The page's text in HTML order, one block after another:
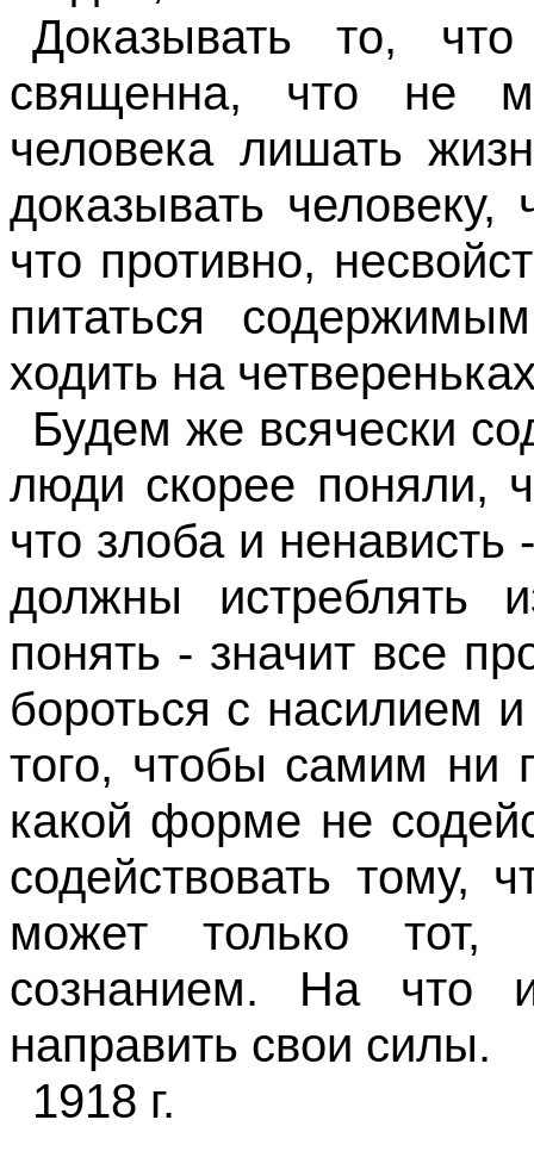
Доказывать то,
священна, что не
человека лишать
доказывать
что противно,
питаться
ходить на
Будем же всячески
люди скорее поняли,
что злоба и
должны истреблять
понять - значит все
бороться с насилием
того, чтобы самим ни
какой форме не
содействовать тому,
может только
сознанием. На что
направить свои силы.
1918 г.